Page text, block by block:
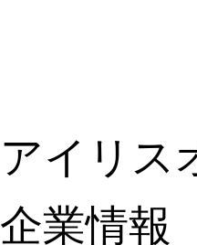
アイリス
企業情報